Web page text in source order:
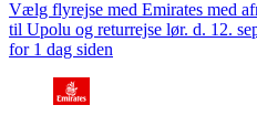
Vælg flyrejse med Emirates med
til Upolu og returrejse lør. d. 12.
for 1 dag siden